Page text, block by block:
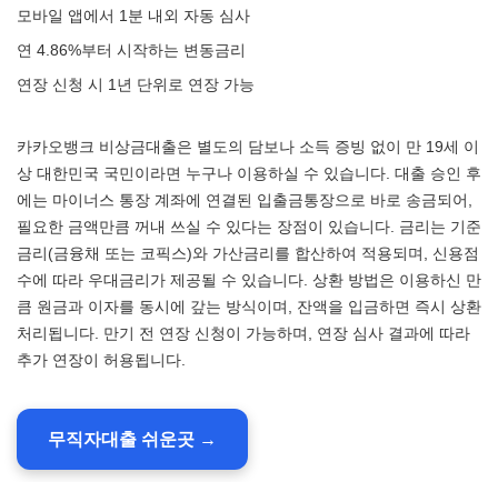
모바일 앱에서 1분 내외 자동 심사
연 4.86%부터 시작하는 변동금리
연장 신청 시 1년 단위로 연장 가능
카카오뱅크 비상금대출은 별도의 담보나 소득 증빙 없이 만 19세 이
상 대한민국 국민이라면 누구나 이용하실 수 있습니다. 대출 승인 후
에는 마이너스 통장 계좌에 연결된 입출금통장으로 바로 송금되어,
필요한 금액만큼 꺼내 쓰실 수 있다는 장점이 있습니다. 금리는 기준
금리(금융채 또는 코픽스)와 가산금리를 합산하여 적용되며, 신용점
수에 따라 우대금리가 제공될 수 있습니다. 상환 방법은 이용하신 만
큼 원금과 이자를 동시에 갚는 방식이며, 잔액을 입금하면 즉시 상환
처리됩니다. 만기 전 연장 신청이 가능하며, 연장 심사 결과에 따라
추가 연장이 허용됩니다.
무직자대출 쉬운곳 →